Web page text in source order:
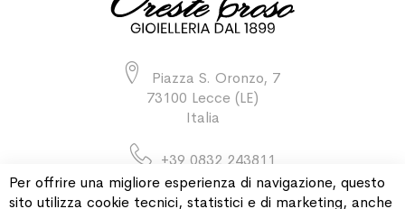
Piazza S. Oronzo, 7
73100 Lecce (LE)
Italia
+39 0832 243811
Per offrire una migliore esperienza di navigazione, questo
sito utilizza cookie tecnici, statistici e di marketing, anche